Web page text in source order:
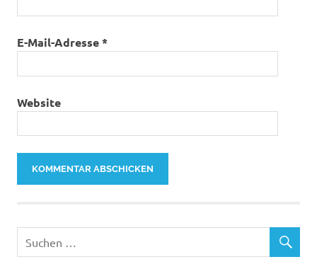
E-Mail-Adresse*
Website